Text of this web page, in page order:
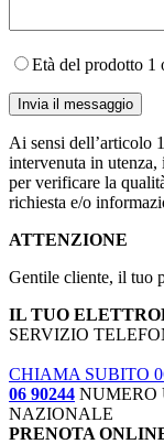
Età del prodotto 1
Ai sensi dell’articolo
intervenuta in
per verificare la
richiesta e/o
ATTENZIONE
Gentile cliente, il tuo
IL TUO
SERVIZIO
CHIAMA SUBITO
06 90244 NUMERO
NAZIONALE
PRENOTA